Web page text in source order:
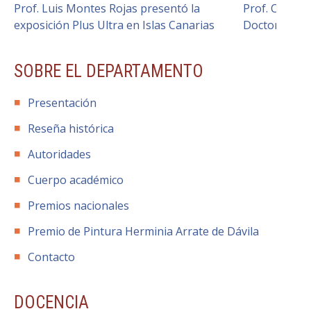
Prof. Luis Montes Rojas presentó la
exposición Plus Ultra en Islas Canarias
Prof. Carlos
Doctor en
SOBRE EL DEPARTAMENTO
Presentación
Reseña histórica
Autoridades
Cuerpo académico
Premios nacionales
Premio de Pintura Herminia Arrate de Dávila
Contacto
DOCENCIA